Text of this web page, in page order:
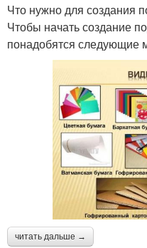
Что нужно для создания
Чтобы начать создание
понадобятся следующие
читать дальше →